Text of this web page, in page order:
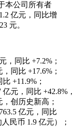
本公司所有者
亿元，同比增
元。
，同比 +7.2%；
同比 +17.6%；
+11.9%；
元，同比 +42.8%，
创历史新高；
亿元，同比
民币 1.9 亿元）；